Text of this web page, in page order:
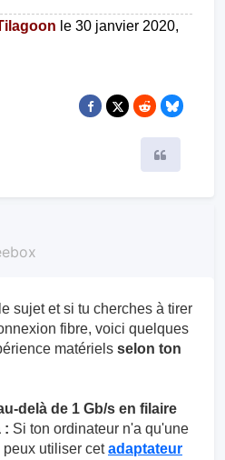
le 30 janvier 2020,
sujet et si tu cherches à tirer
fibre, voici quelques
matériels selon ton
delà de 1 Gb/s en filaire
: Si ton ordinateur n'a qu'une
peux utiliser cetadaptateur